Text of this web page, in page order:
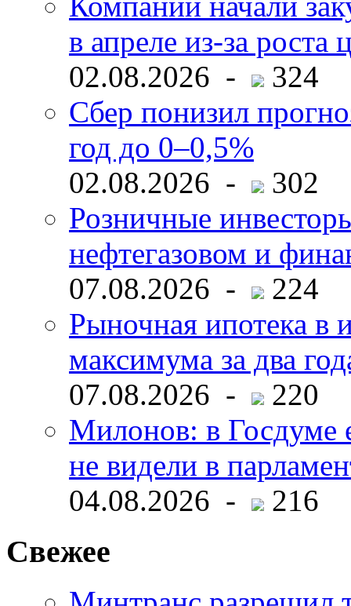
в апреле из-за роста
02.08.2026 -
324
Сбер понизил
год до 0–0,5%
02.08.2026 -
302
Розничные
нефтегазовом и
07.08.2026 -
224
Рыночная ипотека в
максимума за два
07.08.2026 -
220
Милонов: в Госдуме
не видели в
04.08.2026 -
216
Свежее